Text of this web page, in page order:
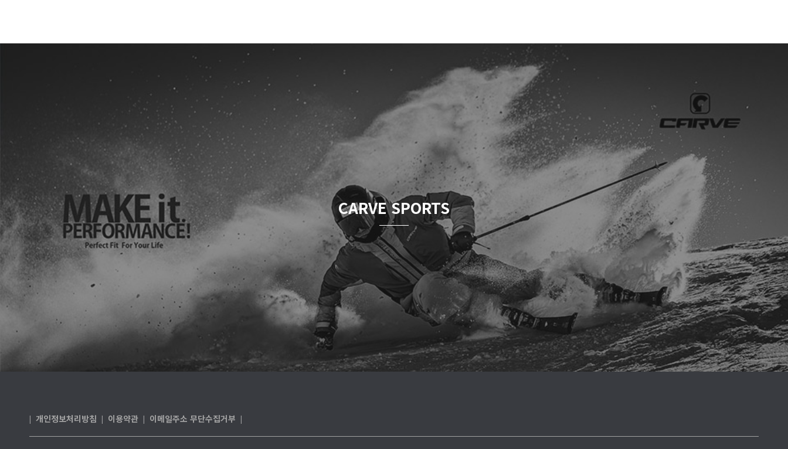
CARVE SPORTS
| 개인정보처리방침 | 이용약관 | 이메일주소 무단수집거부 |